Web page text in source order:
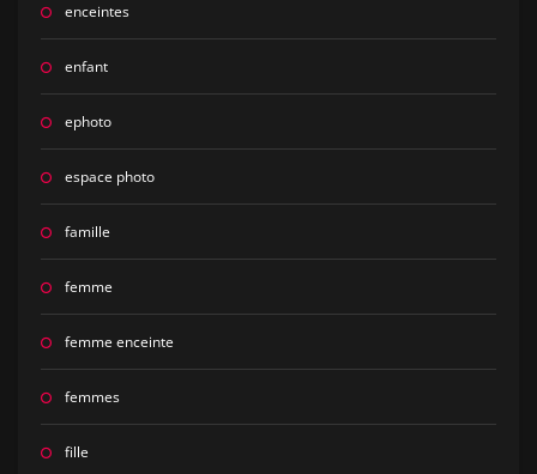
enceintes
enfant
ephoto
espace photo
famille
femme
femme enceinte
femmes
fille